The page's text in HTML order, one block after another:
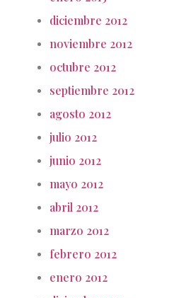
diciembre 2012
noviembre 2012
octubre 2012
septiembre 2012
agosto 2012
julio 2012
junio 2012
mayo 2012
abril 2012
marzo 2012
febrero 2012
enero 2012